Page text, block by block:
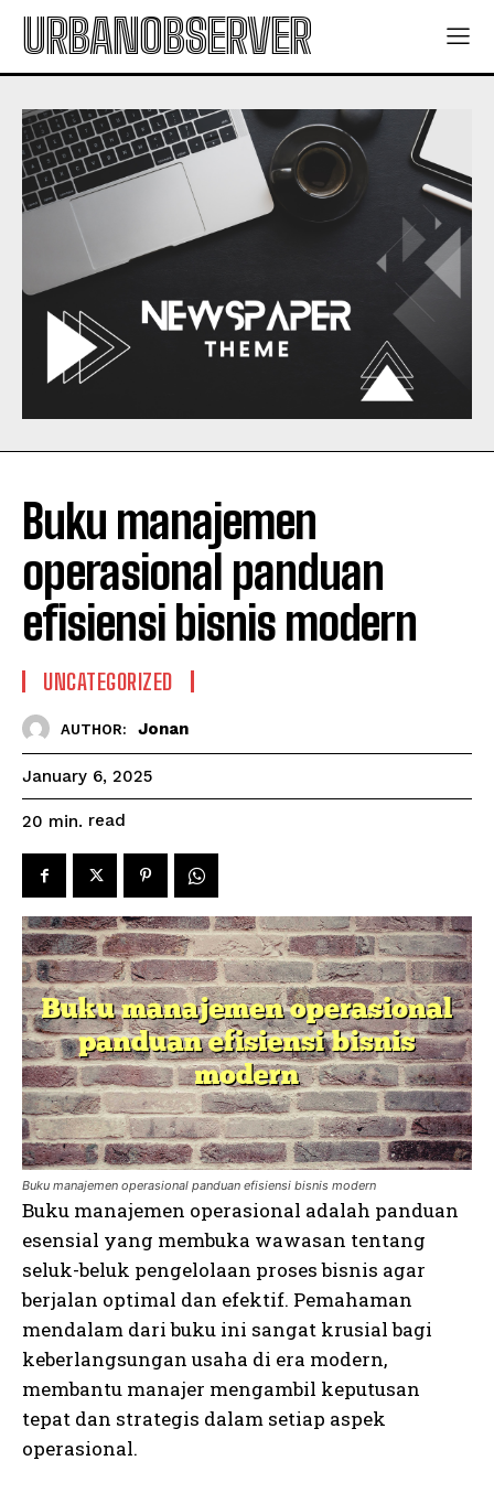
URBANOBSERVER
Buku manajemen
operasional panduan
efisiensi bisnis modern
UNCATEGORIZED
AUTHOR: Jonan
January 6, 2025
20 min. read
Buku manajemen operasional panduan efisiensi bisnis modern
Buku manajemen operasional adalah panduan
esensial yang membuka wawasan tentang
seluk-beluk pengelolaan proses bisnis agar
berjalan optimal dan efektif. Pemahaman
mendalam dari buku ini sangat krusial bagi
keberlangsungan usaha di era modern,
membantu manajer mengambil keputusan
tepat dan strategis dalam setiap aspek
operasional.